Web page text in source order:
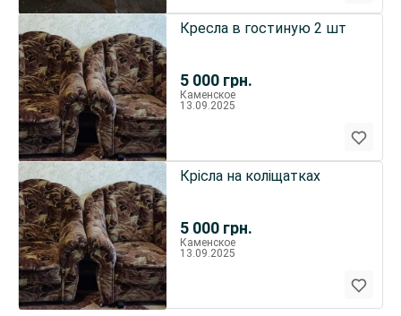
5 000 грн.
Кресла в гостиную 2 шт
Каменское
13.09.2025
5 000 грн.
Крісла на коліщатках
Каменское
13.09.2025